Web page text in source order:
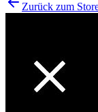
Zurück zum